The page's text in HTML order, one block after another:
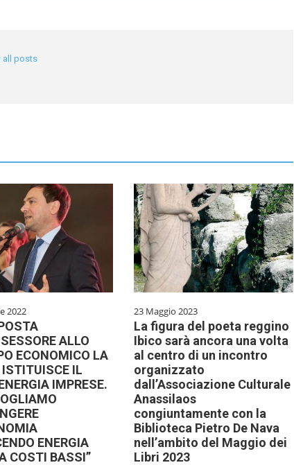
all posts
2022
ALLO
ECONOMICO LA
IL
IMPRESE.
ENERGIA
COSTI BASSI”
23 Maggio 2023
La figura del poeta reggino
Ibico sarà ancora una volta
al centro di un incontro
organizzato
dall’Associazione Culturale
Anassilaos
congiuntamente con la
Biblioteca Pietro De Nava
nell’ambito del Maggio dei
Libri 2023